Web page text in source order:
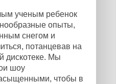
ученым ребенок
опыты,
снегом и
потанцевав на
дискотеке. Мы
шоу
чтобы в